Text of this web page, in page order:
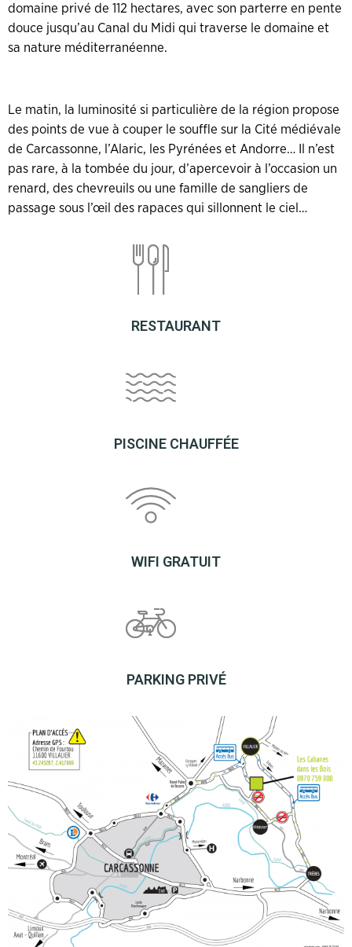
domaine privé de 112 hectares, avec son parterre en pente
douce jusqu’au Canal du Midi qui traverse le domaine et
sa nature méditerranéenne.
Le matin, la luminosité si particulière de la région propose
des points de vue à couper le souffle sur la Cité médiévale
de Carcassonne, l’Alaric, les Pyrénées et Andorre… Il n’est
pas rare, à la tombée du jour, d’apercevoir à l’occasion un
renard, des chevreuils ou une famille de sangliers de
passage sous l’œil des rapaces qui sillonnent le ciel…
RESTAURANT
PISCINE CHAUFFÉE
WIFI GRATUIT
PARKING PRIVÉ